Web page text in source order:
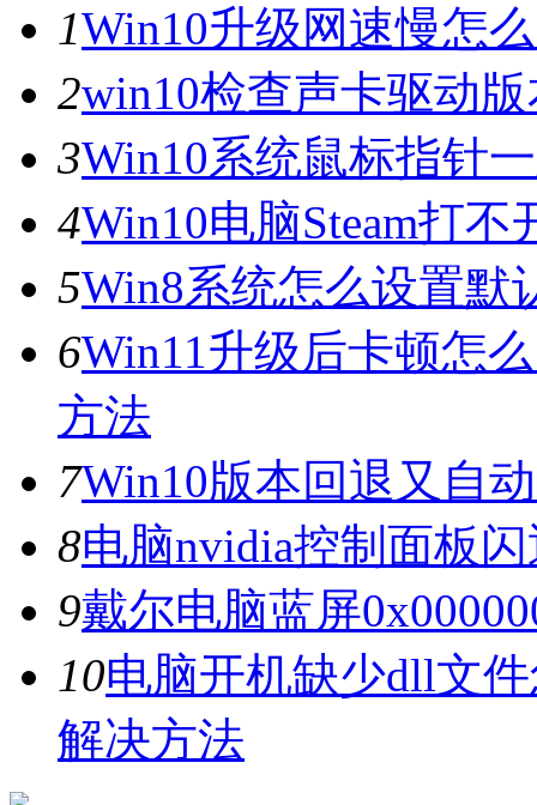
1Win10升级网速慢怎
2win10检查声卡驱动
3Win10系统鼠标指针
4Win10电脑Steam打
5Win8系统怎么设置默
6Win11升级后卡顿怎
方法
7Win10版本回退又自
8电脑nvidia控制面板
9戴尔电脑蓝屏
10电脑开机缺少dll文
解决方法